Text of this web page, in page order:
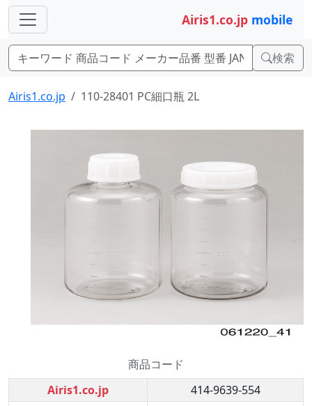
Airis1.co.jp mobile
検索
Airis1.co.jp 110-28401 PC細口瓶 2L
商品コード
Airis1.co.jp
414-9639-554